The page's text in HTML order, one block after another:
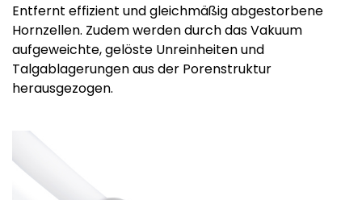
Entfernt effizient und gleichmäßig abgestorbene
Hornzellen. Zudem werden durch das Vakuum
aufgeweichte, gelöste Unreinheiten und
Talgablagerungen aus der Porenstruktur
herausgezogen.